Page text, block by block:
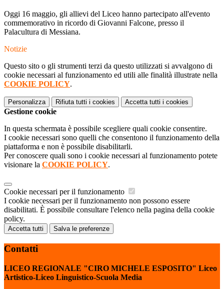
Oggi 16 maggio, gli allievi del Liceo hanno partecipato all'evento
commemorativo in ricordo di Giovanni Falcone, presso il
Palacultura di Messiana.
Notizie
Questo sito o gli strumenti terzi da questo utilizzati si avvalgono di
cookie necessari al funzionamento ed utili alle finalità illustrate nella
COOKIE POLICY.
Personalizza Rifiuta tutti i cookies Accetta tutti i cookies
Gestione cookie
In questa schermata è possibile scegliere quali cookie consentire.
I cookie necessari sono quelli che consentono il funzionamento della
piattaforma e non è possibile disabilitarli.
Per conoscere quali sono i cookie necessari al funzionamento potete
visionare la COOKIE POLICY.
Cookie necessari per il funzionamento
I cookie necessari per il funzionamento non possono essere
disabilitati. È possibile consultare l'elenco nella pagina della cookie
policy.
Accetta tutti Salva le preferenze
Contatti
LICEO REGIONALE "CIRO MICHELE ESPOSITO" Liceo
Artistico-Liceo Linguistico-Scuola Media